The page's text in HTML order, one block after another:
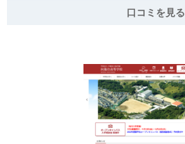
口コミを見る